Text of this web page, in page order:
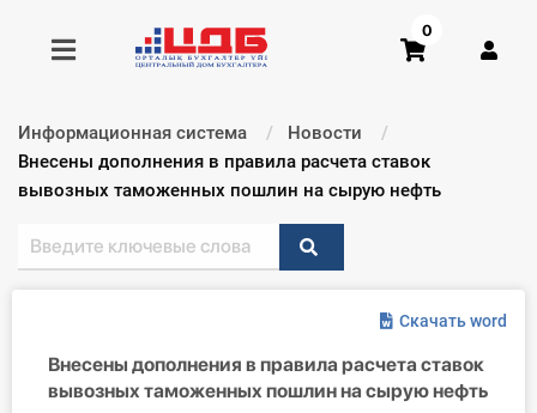
Получить консультацию
Главная ИС
Консультации
0
Информационная система
Новости
Текущий:
Внесены дополнения в правила расчета ставок
вывозных таможенных пошлин на сырую нефть
Скачать word
Внесены дополнения в правила расчета ставок
вывозных таможенных пошлин на сырую нефть